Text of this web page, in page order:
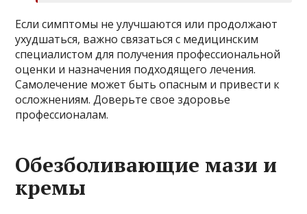
Если симптомы не улучшаются или продолжают
ухудшаться, важно связаться с медицинским
специалистом для получения профессиональной
оценки и назначения подходящего лечения.
Самолечение может быть опасным и привести к
осложнениям. Доверьте свое здоровье
профессионалам.
Обезболивающие мази и
кремы